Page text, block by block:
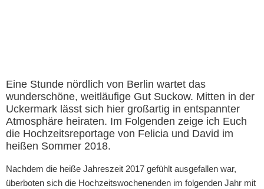
Eine Stunde nördlich von Berlin wartet das
wunderschöne, weitläufige Gut Suckow. Mitten in der
Uckermark lässt sich hier großartig in entspannter
Atmosphäre heiraten. Im Folgenden zeige ich Euch
die Hochzeitsreportage von Felicia und David im
heißen Sommer 2018.
Nachdem die heiße Jahreszeit 2017 gefühlt ausgefallen war,
überboten sich die Hochzeitswochenenden im folgenden Jahr mit